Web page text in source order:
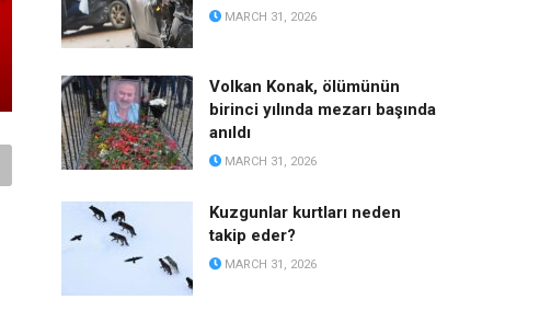
MARCH 31, 2026
Volkan Konak, ölümünün
birinci yılında mezarı başında
anıldı
MARCH 31, 2026
Kuzgunlar kurtları neden
takip eder?
MARCH 31, 2026